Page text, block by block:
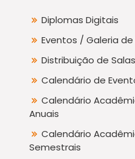
Diplomas Digitais
Eventos / Galeria
Distribuição de
Calendário de
Calendário
Anuais
Calendário
Semestrais